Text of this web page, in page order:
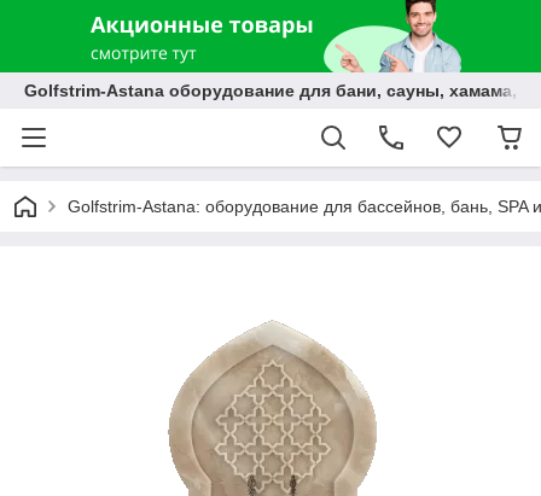
Golfstrim-Astana оборудование для бани, сауны, хамама,
Golfstrim-Astana: оборудование для бассейнов, бань, SPA